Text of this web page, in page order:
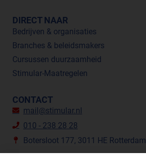
DIRECT NAAR
Bedrijven & organisaties
Branches & beleidsmakers
Cursussen duurzaamheid
Stimular-Maatregelen
CONTACT
mail@stimular.nl
010 - 238 28 28
Botersloot 177, 3011 HE Rotterdam